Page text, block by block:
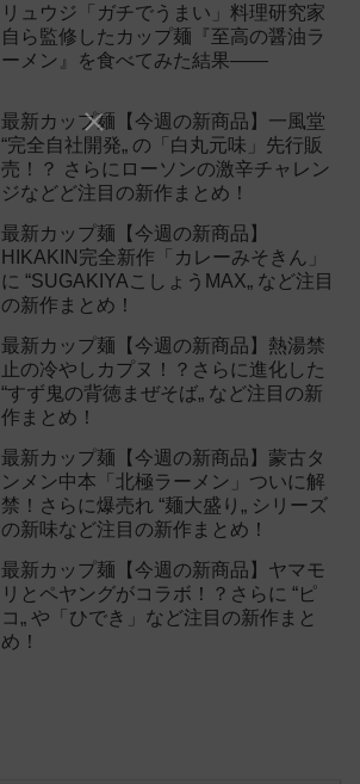
リュウジ「ガチでうまい」料理研究家
自ら監修したカップ麺『至高の醤油ラ
ーメン』を食べてみた結果——
最新カップ麺【今週の新商品】一風堂
“完全自社開発„ の「白丸元味」先行販
売！？ さらにローソンの激辛チャレン
ジなどど注目の新作まとめ！
最新カップ麺【今週の新商品】
HIKAKIN完全新作「カレーみそきん」
に “SUGAKIYAこしょうMAX„ など注目
の新作まとめ！
最新カップ麺【今週の新商品】熱湯禁
止の冷やしカプヌ！？さらに進化した
“すず鬼の背徳まぜそば„ など注目の新
作まとめ！
最新カップ麺【今週の新商品】蒙古タ
ンメン中本「北極ラーメン」ついに解
禁！さらに爆売れ “麺大盛り„ シリーズ
の新味など注目の新作まとめ！
最新カップ麺【今週の新商品】ヤマモ
リとペヤングがコラボ！？さらに “ピ
コ„ や「ひでき」など注目の新作まと
め！